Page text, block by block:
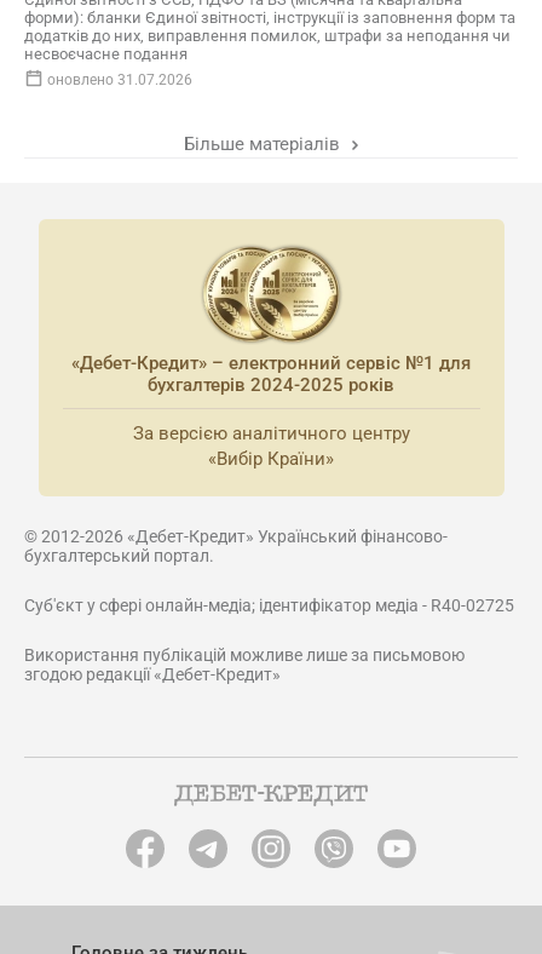
форми): бланки Єдиної звітності, інструкції із заповнення форм та
додатків до них, виправлення помилок, штрафи за неподання чи
несвоєчасне подання
оновлено 31.07.2026
Більше матеріалів
«Дебет-Кредит» – електронний сервіс №1 для
бухгалтерів 2024-2025 років
За версією аналітичного центру
«Вибір Країни»
© 2012-2026 «Дебет-Кредит» Український фінансово-
бухгалтерський портал.
Суб'єкт у сфері онлайн-медіа; ідентифікатор медіа - R40-02725
Використання публікацій можливе лише за письмовою
згодою редакції «Дебет-Кредит»